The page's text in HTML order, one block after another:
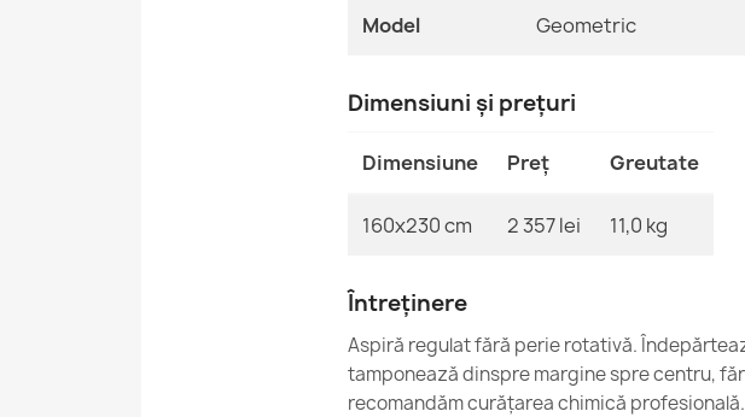
Model Geometric
Dimensiuni și prețuri
Dimensiune Preț Greutate
160x230 cm 2 357 lei 11,0 kg
Întreținere
Aspiră regulat fără perie rotativă.
tamponează dinspre margine spre centru,
recomandăm curățarea chimică profesională.